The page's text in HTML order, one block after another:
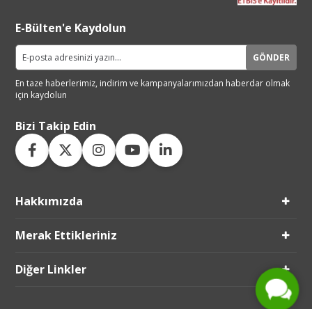
E-Bülten'e Kaydolun
GÖNDER
En taze haberlerimiz, indirim ve kampanyalarımızdan haberdar olmak
için kaydolun
Bizi Takip Edin
Hakkımızda
Merak Ettikleriniz
Diğer Linkler